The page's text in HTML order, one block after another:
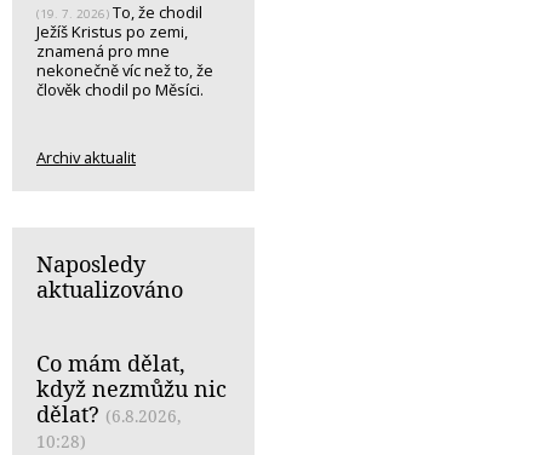
(19. 7. 2026) To, že chodil
Ježíš Kristus po zemi,
znamená pro mne
nekonečně víc než to, že
člověk chodil po Měsíci.
Archiv aktualit
Naposledy
aktualizováno
Co mám dělat,
když nezmůžu nic
dělat? (6.8.2026,
10:28)